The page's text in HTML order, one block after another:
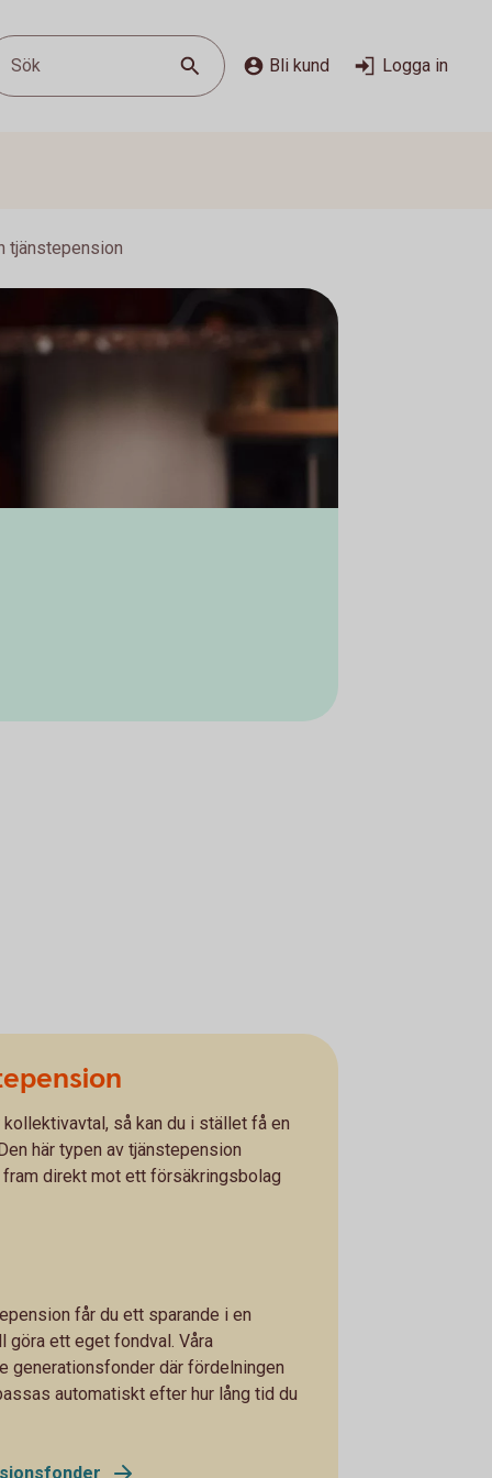
Sök Bli kund Logga in
tjänstepension
så kan du i stället få en
här typen av tjänstepension
direkt mot ett försäkringsbolag
får du ett sparande i en
göra ett eget fondval. Våra
generationsfonder där fördelningen
automatiskt efter hur lång tid du